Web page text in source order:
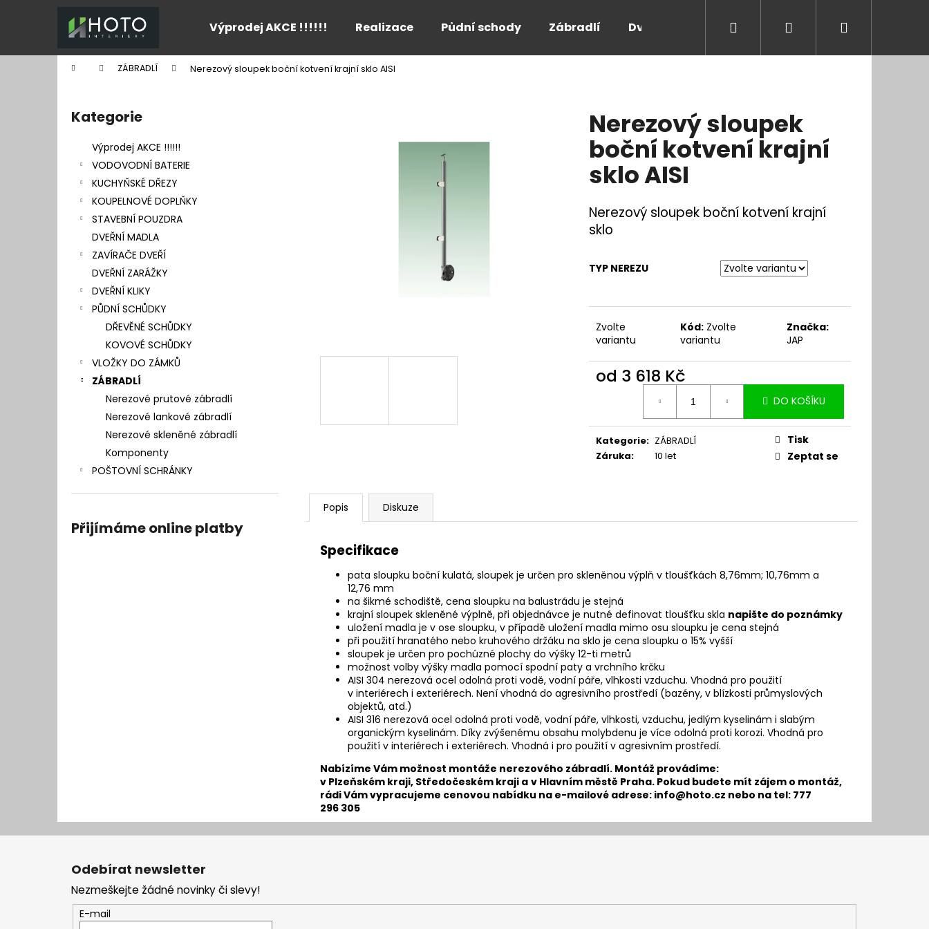
Výprodej AKCE !!!!!! Realizace Půdní schody Zábradlí Dveře a zárubně Kontakt Blog
Přihlášení
Domů ZÁBRADLÍ Nerezový sloupek boční kotvení krajní sklo AISI
Přeskočit
kategorie
Kategorie
Výprodej AKCE !!!!!!
VODOVODNÍ BATERIE
KUCHYŇSKÉ DŘEZY
KOUPELNOVÉ DOPLŇKY
STAVEBNÍ POUZDRA
DVEŘNÍ MADLA
ZAVÍRAČE DVEŘÍ
DVEŘNÍ ZARÁŽKY
DVEŘNÍ KLIKY
PŮDNÍ SCHŮDKY
DŘEVĚNÉ SCHŮDKY
KOVOVÉ SCHŮDKY
VLOŽKY DO ZÁMKŮ
ZÁBRADLÍ
Nerezové prutové zábradlí
Nerezové lankové zábradlí
Nerezové skleněné zábradlí
Komponenty
POŠTOVNÍ SCHRÁNKY
Přijímáme online platby
Nerezový sloupek
boční kotvení krajní
sklo AISI
Nerezový sloupek boční kotvení krajní
sklo
TYP NEREZU
Zvolte
variantu
Kód: Zvolte
variantu
Značka:
JAP
od 3 618 Kč
DO KOŠÍKU
Kategorie: ZÁBRADLÍ
Záruka: 10 let
Tisk
Zeptat se
Popis Diskuze
Specifikace
pata sloupku boční kulatá, sloupek je určen pro skleněnou výplň v tloušťkách 8,76mm; 10,76mm a
12,76 mm
na šikmé schodiště, cena sloupku na balustrádu je stejná
krajní sloupek skleněné výplně, při objednávce je nutné definovat tloušťku skla napište do poznámky
uložení madla je v ose sloupku, v případě uložení madla mimo osu sloupku je cena stejná
při použití hranatého nebo kruhového držáku na sklo je cena sloupku o 15% vyšší
sloupek je určen pro pochúzné plochy do výšky 12-ti metrů
možnost volby výšky madla pomocí spodní paty a vrchního krčku
AISI 304 nerezová ocel odolná proti vodě, vodní páře, vlhkosti vzduchu. Vhodná pro použití
v interiérech i exteriérech. Není vhodná do agresivního prostředí (bazény, v blízkosti průmyslových
objektů, atd.)
AISI 316 nerezová ocel odolná proti vodě, vodní páře, vlhkosti, vzduchu, jedlým kyselinám i slabým
organickým kyselinám. Díky zvýšenému obsahu molybdenu je více odolná proti korozi. Vhodná pro
použití v interiérech i exteriérech. Vhodná i pro použití v agresivním prostředí.
​Nabízíme Vám možnost montáže nerezového zábradlí. Montáž provádíme:
v Plzeňském kraji, Středočeském kraji a v Hlavním městě Praha. Pokud budete mít zájem o montáž,
rádi Vám vypracujeme cenovou nabídku na e-mailové adrese: info@hoto.cz nebo na tel: 777
296 305
í
Zpět
do
Zpět
do
Co potřebujete najít?
Doporučujeme
Z
Odebírat newsletter
Nezmeškejte žádné novinky či slevy!
E-mail